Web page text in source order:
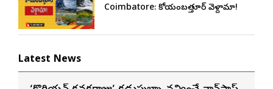
Coimbatore: కోయంబత్తూర్ వెళ్దామా!
Latest News